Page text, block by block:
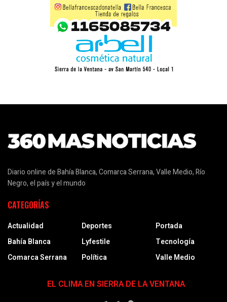
Diario online de Bahía Blanca, Comarca Serrana, Valle Medio, Río
Negro, el país y el mundo
CATEGORÍAS
Actualidad
Bahía Blanca
Comarca Serrana
Deportes
Lyfestile
Política
Portada
Tecnología
Valle Medio
EL CLIMA EN SIERRA DE LA VENTANA